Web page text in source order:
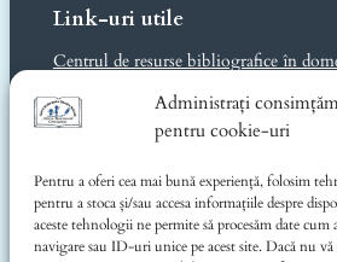
Administrați
pentru cookie-uri
Pentru a oferi cea mai bună experiență, folosim
pentru a stoca și/sau accesa informațiile despre
aceste tehnologii ne permite să procesăm date
navigare sau ID-uri unice pe acest site. Dacă nu
Link-uri utile
Centrul de resurse bibliografice în
Ministerul Educației și Cercetării
Inspectoratul Școlar Județean Constanța
CJRAE Constanța
Music for Autism România